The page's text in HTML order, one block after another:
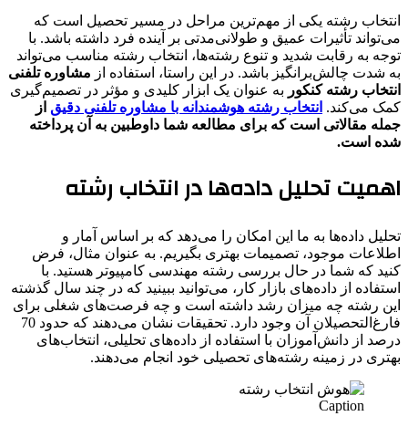
انتخاب رشته یکی از مهم‌ترین مراحل در مسیر تحصیل است که
می‌تواند تأثیرات عمیق و طولانی‌مدتی بر آینده فرد داشته باشد. با
توجه به رقابت شدید و تنوع رشته‌ها، انتخاب رشته مناسب می‌تواند
به شدت چالش‌برانگیز باشد. در این راستا، استفاده از مشاوره تلفنی
انتخاب رشته کنکور به عنوان یک ابزار کلیدی و مؤثر در تصمیم‌گیری
کمک می‌کند. انتخاب رشته هوشمندانه با مشاوره تلفنی دقیق از
جمله مقالاتی است که برای مطالعه شما داوطبین به آن پرداخته
شده است.
اهمیت تحلیل داده‌ها در انتخاب رشته
تحلیل داده‌ها به ما این امکان را می‌دهد که بر اساس آمار و
اطلاعات موجود، تصمیمات بهتری بگیریم. به عنوان مثال، فرض
کنید که شما در حال بررسی رشته مهندسی کامپیوتر هستید. با
استفاده از داده‌های بازار کار، می‌توانید ببینید که در چند سال گذشته
این رشته چه میزان رشد داشته است و چه فرصت‌های شغلی برای
فارغ‌التحصیلان آن وجود دارد. تحقیقات نشان می‌دهند که حدود 70
درصد از دانش‌آموزان با استفاده از داده‌های تحلیلی، انتخاب‌های
بهتری در زمینه رشته‌های تحصیلی خود انجام می‌دهند.
Caption